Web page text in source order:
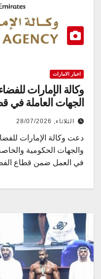
اخبار الامارات
الجهات العاملة في
الثلاثاء, 28/07/2026
دعت وكالة الإمارات
والجهات الحكومية والخاصة
في العمل ضمن قطاع